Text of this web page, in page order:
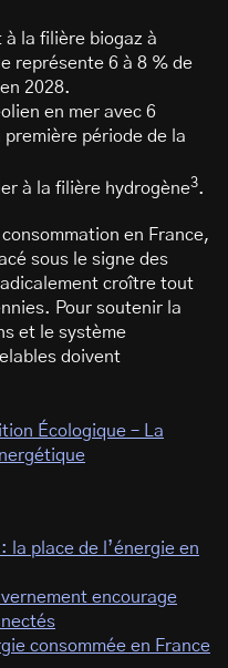
à la filière biogaz à
représente 6 à 8 % de
2028.
en mer avec 6
première période de la
à la filière hydrogène3.
en France,
sous le signe des
croître tout
Pour soutenir la
et le système
doivent
Écologique – La
la place de l’énergie en
encourage
consommée en France